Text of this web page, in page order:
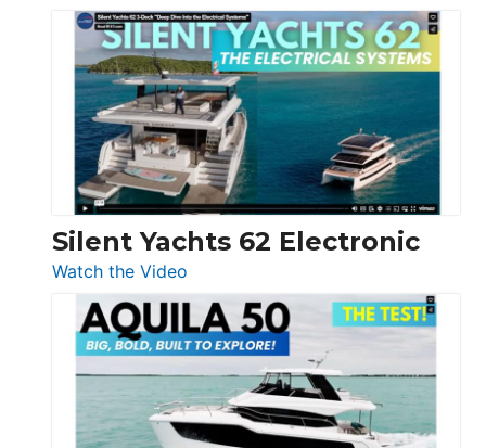
De
Antonio
D32
Open
Silent Yachts 62 Electronic
Watch the Video
Silent
Yachts
62
Electronic